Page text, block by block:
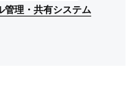
理・共有システム
理・共有システム
理・共有システム